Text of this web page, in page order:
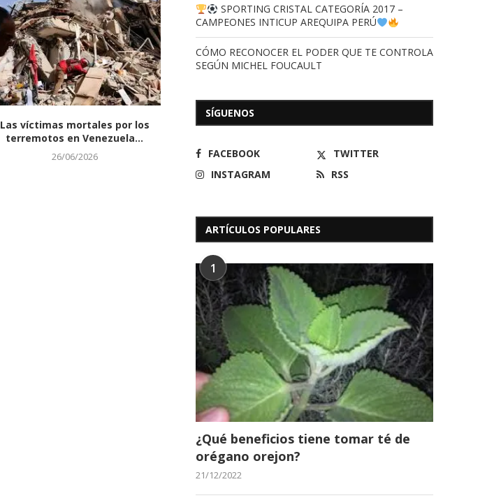
Las víctimas mortales por los
terremotos en Venezuela...
26/06/2026
Apóstrofes
Trump fija el plazo
SPORTING CRISTAL CATEGORÍA 2017 –
CAMPEONES INTICUP AREQUIPA PERÚ
CÓMO RECONOCER EL PODER QUE TE CONTROLA
SEGÚN MICHEL FOUCAULT
SÍGUENOS
FACEBOOK
TWITTER
INSTAGRAM
RSS
ARTÍCULOS POPULARES
1
¿Qué beneficios tiene tomar té de
orégano orejon?
21/12/2022